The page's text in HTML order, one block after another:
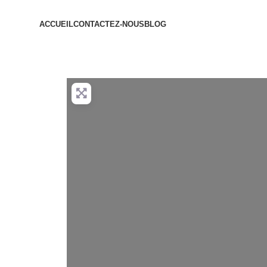
ACCUEILCONTACTEZ-NOUS BLOG